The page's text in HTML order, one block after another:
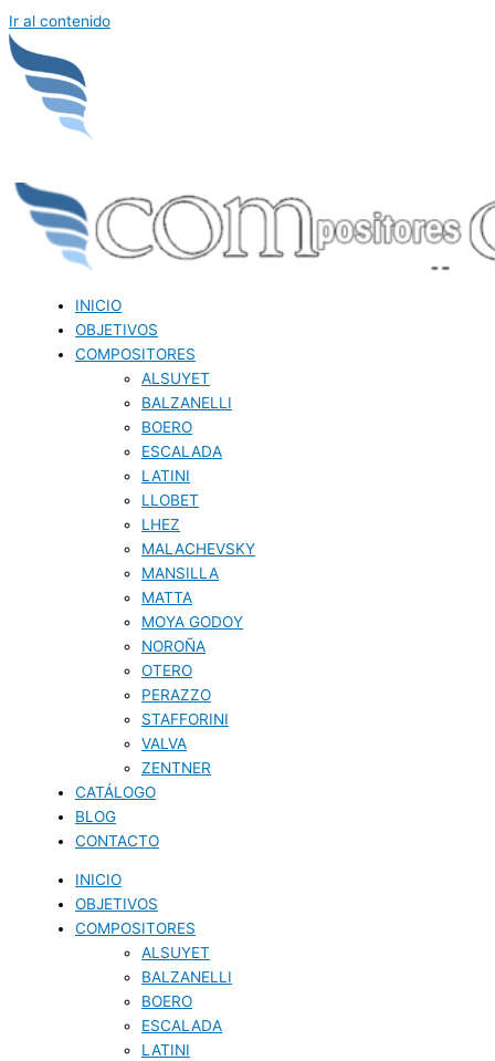
Ir al contenido
INICIO
OBJETIVOS
COMPOSITORES
ALSUYET
BALZANELLI
BOERO
ESCALADA
LATINI
LLOBET
LHEZ
MALACHEVSKY
MANSILLA
MATTA
MOYA GODOY
NOROÑA
OTERO
PERAZZO
STAFFORINI
VALVA
ZENTNER
CATÁLOGO
BLOG
CONTACTO
INICIO
OBJETIVOS
COMPOSITORES
ALSUYET
BALZANELLI
BOERO
ESCALADA
LATINI